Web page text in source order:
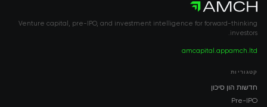
Venture capital, pre-IPO, and investment intelligence for forward-thinking
investors.
amch.ltd
amcapital.app
קטגוריות
חדשות הון סיכון
Pre-IPO